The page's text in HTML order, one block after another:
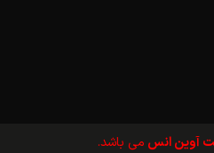
آوین انس می باشد.